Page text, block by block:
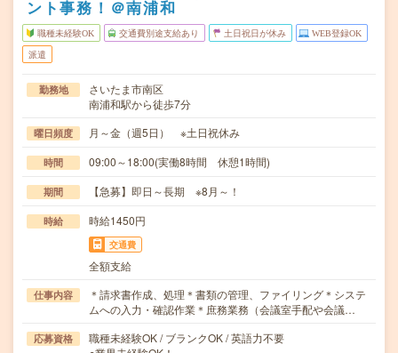
ント事務！＠南浦和
職種未経験OK 交通費別途支給あり 土日祝日が休み WEB登録OK
派遣
勤務地
さいたま市南区
南浦和駅から徒歩7分
曜日頻度 月～金（週5日） ※土日祝休み
時間 09:00～18:00(実働8時間 休憩1時間)
期間 【急募】即日～長期 ※8月～！
時給 時給1450円
交通費
全額支給
仕事内容
＊請求書作成、処理＊書類の管理、ファイリング＊システ
ムへの入力・確認作業＊庶務業務（会議室手配や会議…
応募資格
職種未経験OK / ブランクOK / 英語力不要